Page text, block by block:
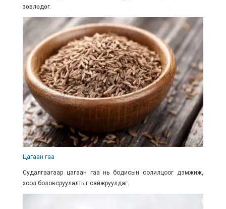
зөвлөдөг.
Цагаан гаа
Судалгаагаар цагаан гаа нь бодисын солилцоог дэмжиж,
хоол боловсруулалтыг сайжруулдаг.